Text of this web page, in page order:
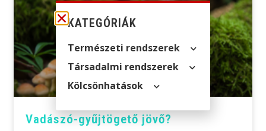
Vadászó-gyűjtögető jövő?
KATEGÓRIÁK
Természeti rendszerek
Társadalmi rendszerek
Kölcsön­hatások